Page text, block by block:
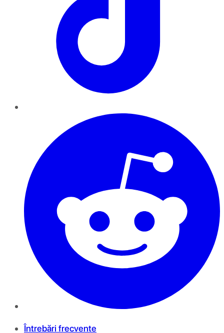
Întrebări frecvente